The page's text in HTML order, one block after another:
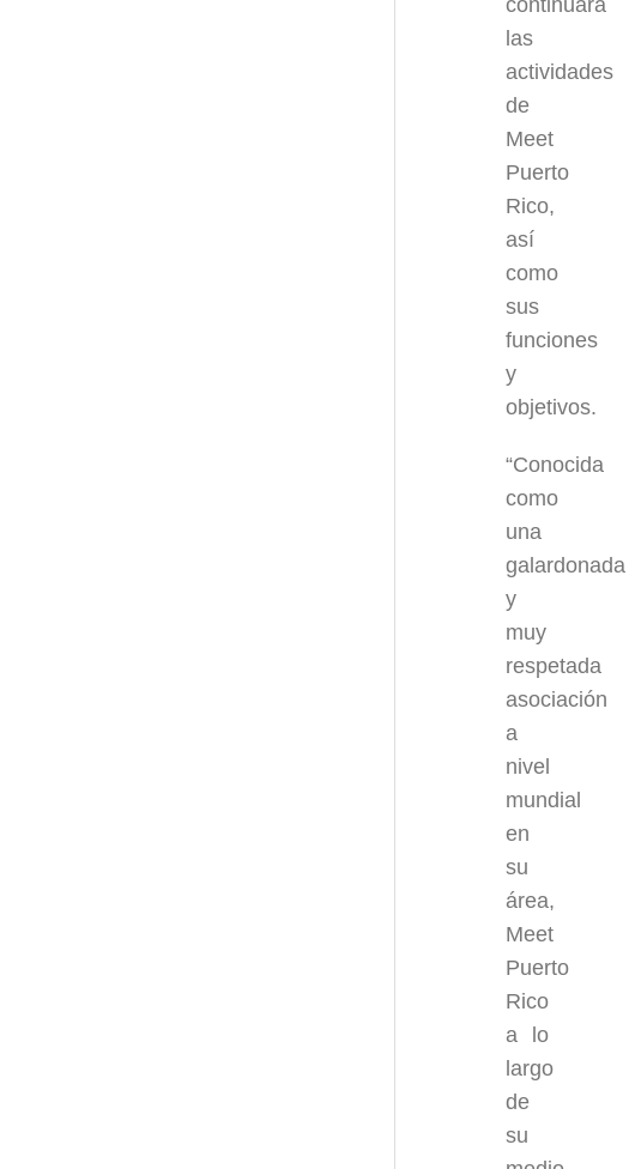
continuará
las
actividades
de
Meet
Puerto
Rico,
así
como
sus
funciones
y
objetivos.
“Conocida
como
una
galardonada
y
muy
respetada
asociación
a
nivel
mundial
en
su
área,
Meet
Puerto
Rico
a lo
largo
de
su